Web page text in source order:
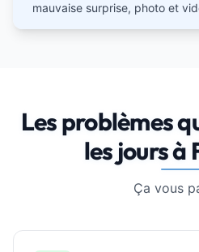
mauvaise surprise, photo et
Les problèmes
les jours à
Ça vous